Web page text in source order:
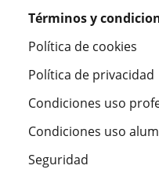
Términos y
Política de cookies
Política de privacidad
Condiciones uso
Condiciones uso
Seguridad